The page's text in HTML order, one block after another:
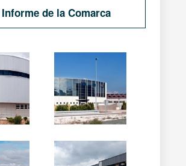
Informe de la Comarca